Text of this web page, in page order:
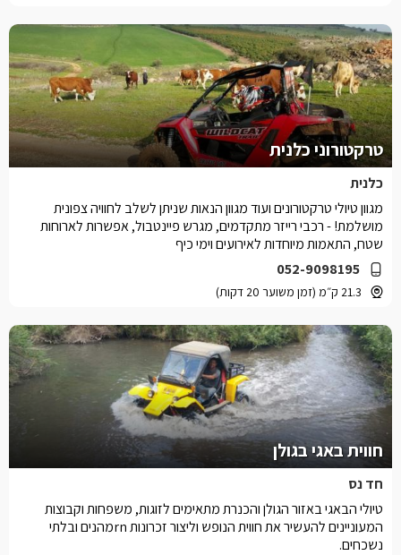
טרקטורוני כלנית
כלנית
052-9098195
21.3 ק״מ (זמן משוער 20 דקות)
מגוון טיולי טרקטורונים ועוד מגוון הנאות שניתן לשלב לחוויה צפונית
מושלמת! - רכבי רייזר מתקדמים, מגרש פיינטבול, אפשרות לארוחות
שטח, התאמות מיוחדות לאירועים וימי כיף
חווית באגי בגולן
חד נס
טיולי הבאגי באזור הגולן והכנרת מתאימים לזוגות, משפחות וקבוצות
המעוניינים להעשיר את חווית הנופש וליצור זכרונות rnמהנים ובלתי
נשכחים.